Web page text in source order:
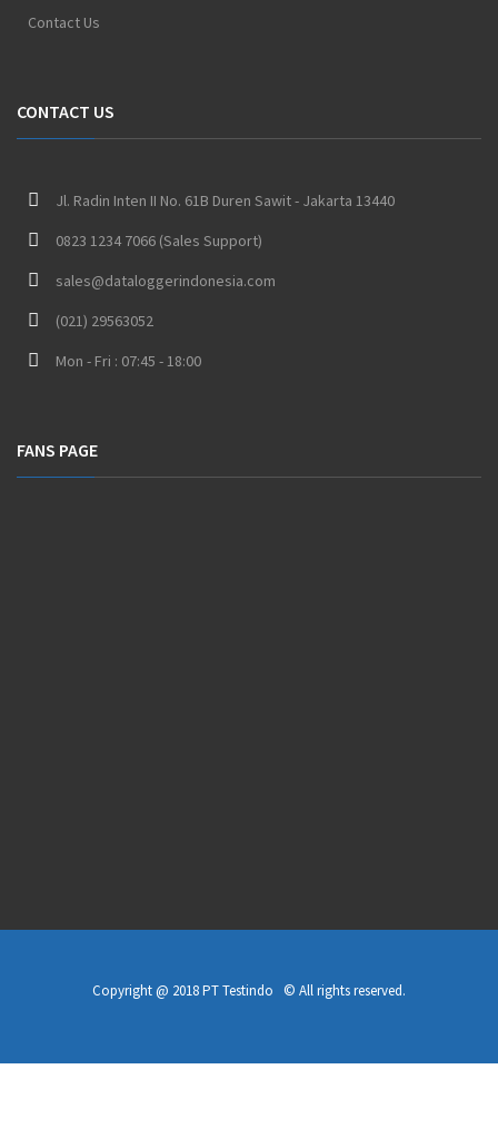
Contact Us
CONTACT US
Jl. Radin Inten II No. 61B Duren Sawit - Jakarta 13440
0823 1234 7066 (Sales Support)
sales@dataloggerindonesia.com
(021) 29563052
Mon - Fri : 07:45 - 18:00
FANS PAGE
Copyright @ 2018 PT Testindo © All rights reserved.